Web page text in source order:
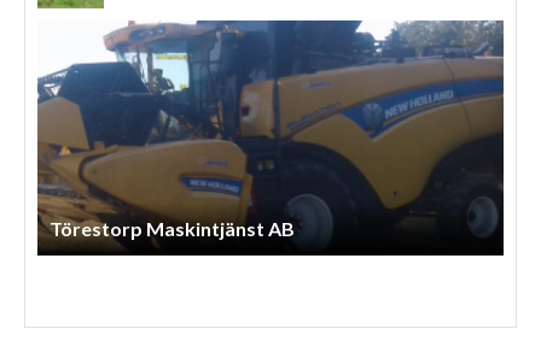
Törestorp Maskintjänst AB